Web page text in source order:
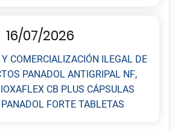
16/07/2026
COMERCIALIZACIÓN ILEGAL DE
PANADOL ANTIGRIPAL NF,
CB PLUS CÁPSULAS
FORTE TABLETAS